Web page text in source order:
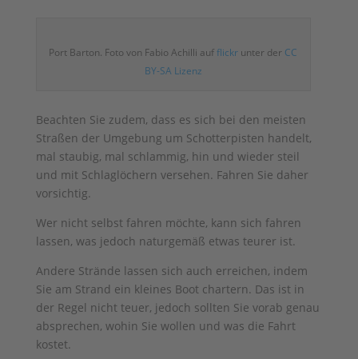
Port Barton. Foto von Fabio Achilli aufflickr unter der CC
BY-SA Lizenz
Beachten Sie zudem, dass es sich bei den meisten
Straßen der Umgebung um Schotterpisten handelt,
mal staubig, mal schlammig, hin und wieder steil
und mit Schlaglöchern versehen. Fahren Sie daher
vorsichtig.
Wer nicht selbst fahren möchte, kann sich fahren
lassen, was jedoch naturgemäß etwas teurer ist.
Andere Strände lassen sich auch erreichen, indem
Sie am Strand ein kleines Boot chartern. Das ist in
der Regel nicht teuer, jedoch sollten Sie vorab genau
absprechen, wohin Sie wollen und was die Fahrt
kostet.